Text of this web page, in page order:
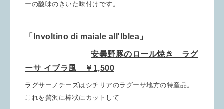
ーの酸味のきいた味付けです。
「Involtino di maiale all'Iblea」
安曇野豚のロール焼き ラグ
ーサ イブラ風 ￥1,500
ラグサーノチーズはシチリアのラグーサ地方の特産品。
これを贅沢に棒状にカットして